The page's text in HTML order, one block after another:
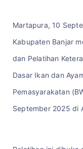
Martapura, 10
Kabupaten Banjar
dan Pelatihan
Dasar Ikan dan
Pemasyarakatan
September 2025 di